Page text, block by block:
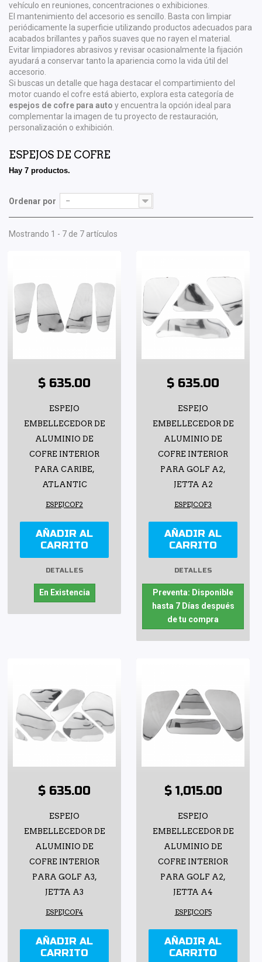
vehículo en reuniones, concentraciones o exhibiciones.
El mantenimiento del accesorio es sencillo. Basta con limpiar
periódicamente la superficie utilizando productos adecuados para
acabados brillantes y paños suaves que no rayen el material.
Evitar limpiadores abrasivos y revisar ocasionalmente la fijación
ayudará a conservar tanto la apariencia como la vida útil del
accesorio.
Si buscas un detalle que haga destacar el compartimiento del
motor cuando el cofre está abierto, explora esta categoría de
espejos de cofre para auto y encuentra la opción ideal para
complementar la imagen de tu proyecto de restauración,
personalización o exhibición.
ESPEJOS DE COFRE
Hay 7 productos.
Ordenar por --
Mostrando 1 - 7 de 7 artículos
$ 635.00
ESPEJO
EMBELLECEDOR DE
ALUMINIO DE
COFRE INTERIOR
PARA CARIBE,
ATLANTIC
ESPEJCOF2
AÑADIR AL
CARRITO
DETALLES
En Existencia
$ 635.00
ESPEJO
EMBELLECEDOR DE
ALUMINIO DE
COFRE INTERIOR
PARA GOLF A2,
JETTA A2
ESPEJCOF3
AÑADIR AL
CARRITO
DETALLES
Preventa: Disponible
hasta 7 Días después
de tu compra
$ 635.00
ESPEJO
EMBELLECEDOR DE
ALUMINIO DE
COFRE INTERIOR
PARA GOLF A3,
JETTA A3
ESPEJCOF4
AÑADIR AL
CARRITO
$ 1,015.00
ESPEJO
EMBELLECEDOR DE
ALUMINIO DE
COFRE INTERIOR
PARA GOLF A2,
JETTA A4
ESPEJCOF5
AÑADIR AL
CARRITO